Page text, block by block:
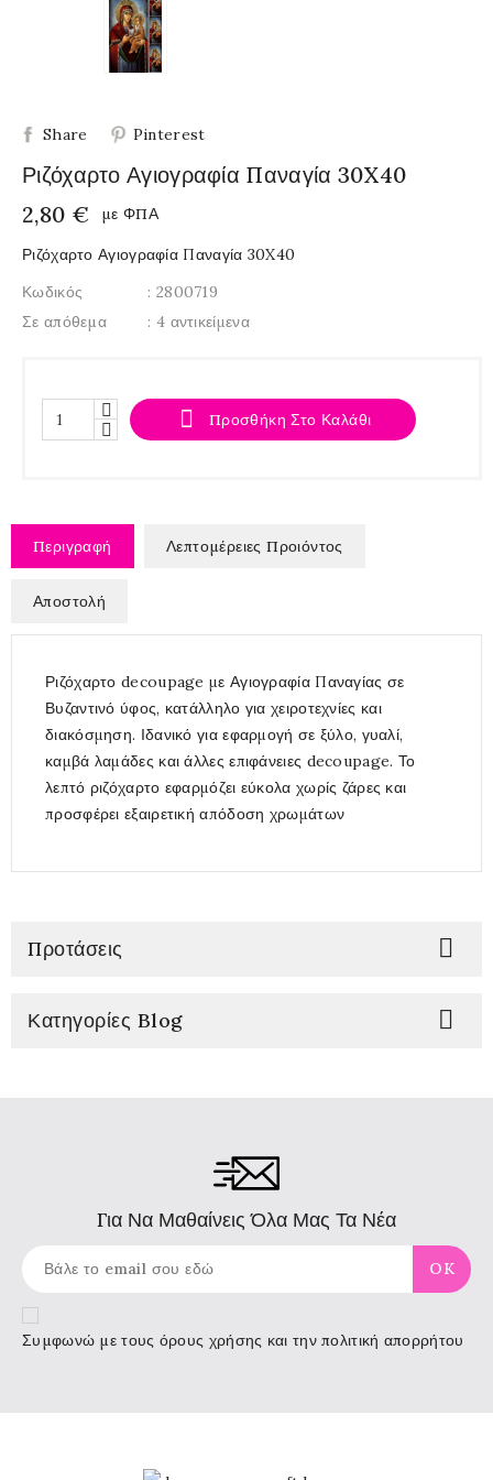
Share Pinterest
Ριζόχαρτο Αγιογραφία Παναγία 30X40
2,80 €
με ΦΠΑ
Ριζόχαρτο Αγιογραφία Παναγία 30X40
Κωδικός
: 2800719
Σε απόθεμα
: 4 αντικείμενα
 Προσθήκη Στο Καλάθι
Περιγραφή Λεπτομέρειες Προιόντος
Αποστολή
Ριζόχαρτο decoupage με Αγιογραφία Παναγίας σε
Βυζαντινό ύφος, κατάλληλο για χειροτεχνίες και
διακόσμηση. Ιδανικό για εφαρμογή σε ξύλο, γυαλί,
καμβά λαμάδες και άλλες επιφάνειες decoupage. Το
λεπτό ριζόχαρτο εφαρμόζει εύκολα χωρίς ζάρες και
προσφέρει εξαιρετική απόδοση χρωμάτων
Προτάσεις 
Κατηγορίες Blog 
Για Να Μαθαίνεις Όλα Μας Τα Νέα
Συμφωνώ με τους όρους χρήσης και την πολιτική απορρήτου